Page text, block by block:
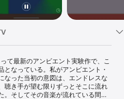
て最新のアンビエント実験作で、こ
なっている。私がアンビエント・
なった当初の意図は、エンドレスな
聴き手が望む限りずっとそこに流れ
。そしてその音楽が流れている間ず